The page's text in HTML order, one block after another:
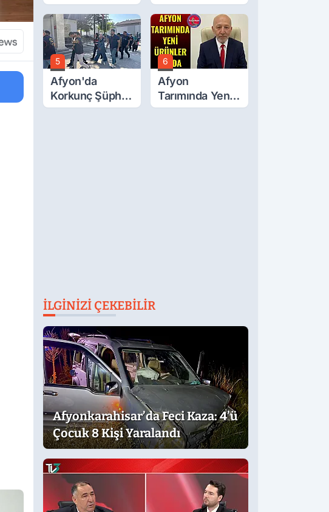
Oğluna İftira
Atıldı
5
Afyon'da
Korkunç Şüphe!
Düştü Mü,
6
Afyon
Tarımında Yeni
Ürünler Yolda
İLGINIZI ÇEKEBILIR
Afyonkarahisar’da Feci Kaza: 4’ü
Çocuk 8 Kişi Yaralandı